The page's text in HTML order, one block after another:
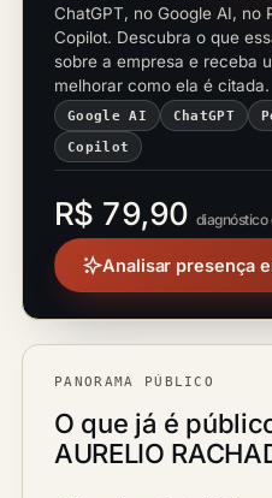
ChatGPT, no Google AI, no
Copilot. Descubra o que
sobre a empresa e receba
melhorar como ela é citada.
Google AI ChatGPT
Copilot
R$ 79,90 diagnóstico
Analisar presença
PANORAMA PÚBLICO
O que já é
AURELIO